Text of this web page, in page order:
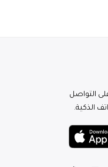
التواصل
الذكية.